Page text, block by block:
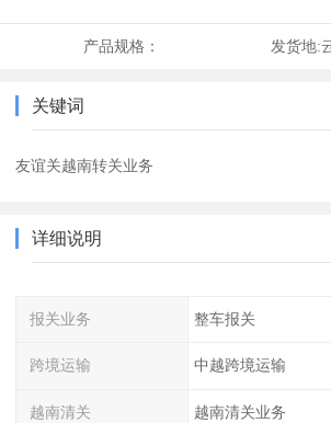
产品规格： 发货地:
关键词
友谊关越南转关业务
详细说明
报关业务 整车报关
跨境运输 中越跨境运输
越南清关 越南清关业务